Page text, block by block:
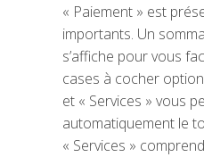
« Paiement » est
importants. Un
s’affiche pour vous
cases à cocher
et « Services » vous
automatiquement le
« Services »